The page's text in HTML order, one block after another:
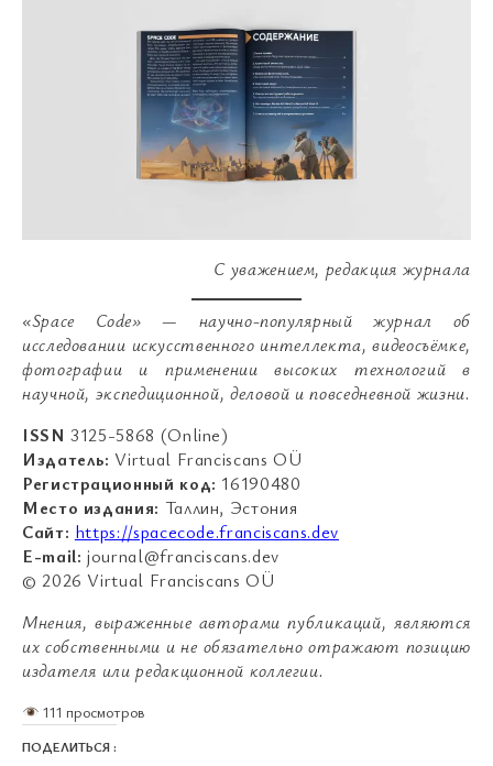
С уважением, редакция журнала
«Space Code» — научно-популярный журнал об
исследовании искусственного интеллекта, видеосъёмке,
фотографии и применении высоких технологий в
научной, экспедиционной, деловой и повседневной жизни.
ISSN3125-5868 (Online)
Издатель: Virtual Franciscans OÜ
Регистрационный код: 16190480
Место издания: Таллин, Эстония
Сайт: https://spacecode.franciscans.dev
E-mail: journal@franciscans.dev
© 2026 Virtual Franciscans OÜ
Мнения, выраженные авторами публикаций, являются
их собственными и не обязательно отражают позицию
издателя или редакционной коллегии.
111 просмотров
ПОДЕЛИТЬСЯ :